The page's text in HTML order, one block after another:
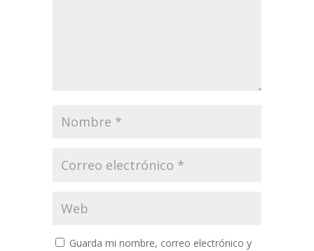
Guarda mi nombre, correo electrónico y